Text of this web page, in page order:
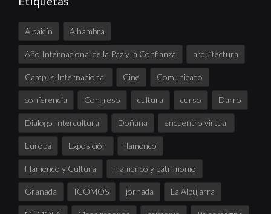
Albaicín Alhambra
Año Internacional de la Paz y la Confianza arquitectura
Campus Internacional Cine Comunicado
conferencia Congreso cultura curso Darro
Diálogo Intercultural Doñana encuentro virtual
Europa Exposición flamenco
Flamenco y Cultura Flamenco y patrimonio
Granada ICOMOS jornada La Alpujarra